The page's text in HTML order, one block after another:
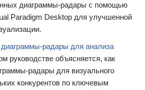
диаграммы-радары с помощью
Paradigm Desktop для улучшенной
диаграммы-радары для анализа
руководстве объясняется, как
радары для визуального
конкурентов по ключевым